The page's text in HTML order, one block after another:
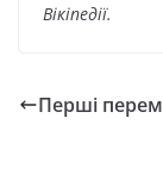
Вікіпедії.
Перші